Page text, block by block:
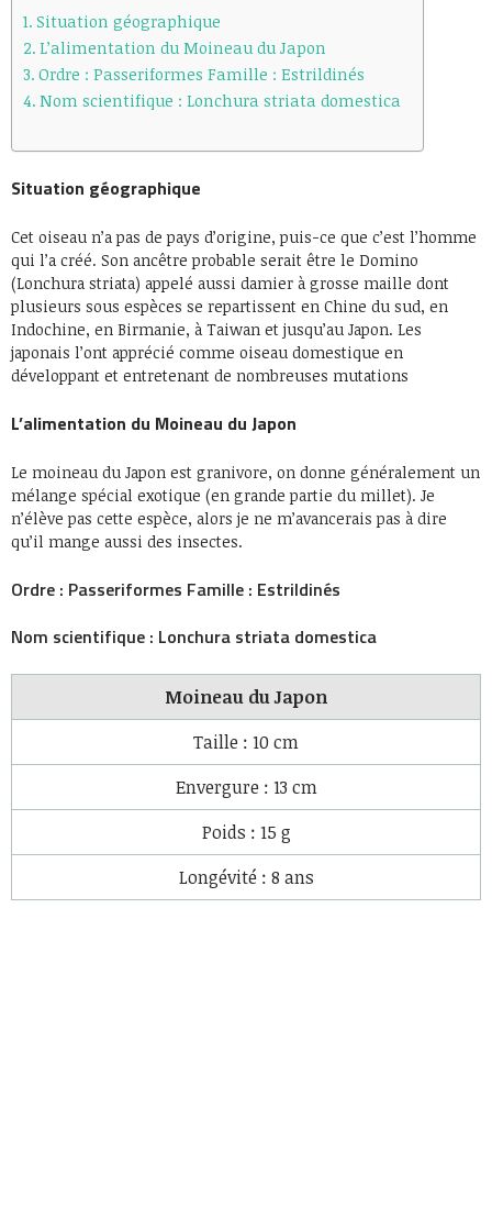
Situation géographique
L’alimentation du Moineau du Japon
Ordre : Passeriformes Famille : Estrildinés
Nom scientifique : Lonchura striata domestica
Situation géographique
Cet oiseau n’a pas de pays d’origine, puis-ce que c’est l’homme
qui l’a créé. Son ancêtre probable serait être le Domino
(Lonchura striata) appelé aussi damier à grosse maille dont
plusieurs sous espèces se repartissent en Chine du sud, en
Indochine, en Birmanie, à Taiwan et jusqu’au Japon. Les
japonais l’ont apprécié comme oiseau domestique en
développant et entretenant de nombreuses mutations
L’alimentation du Moineau du Japon
Le moineau du Japon est granivore, on donne généralement un
mélange spécial exotique (en grande partie du millet). Je
n’élève pas cette espèce, alors je ne m’avancerais pas à dire
qu’il mange aussi des insectes.
Ordre : Passeriformes Famille : Estrildinés
Nom scientifique : Lonchura striata domestica
Moineau du Japon
Taille : 10 cm
Envergure : 13 cm
Poids : 15 g
Longévité : 8 ans